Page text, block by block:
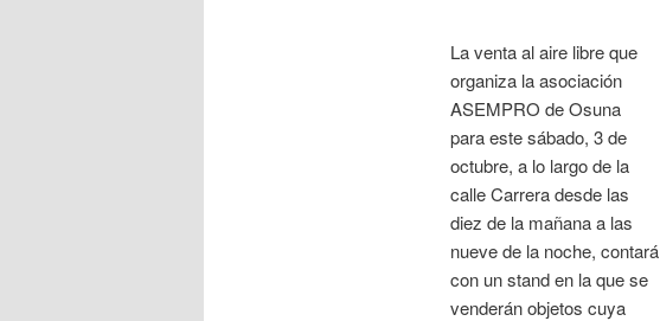
La venta al aire libre que
organiza la asociación
ASEMPRO de Osuna
para este sábado, 3 de
octubre, a lo largo de la
calle Carrera desde las
diez de la mañana a las
nueve de la noche, contará
con un stand en la que se
venderán objetos cuya